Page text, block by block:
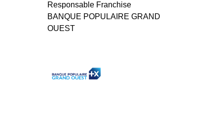
Responsable Franchise
BANQUE POPULAIRE GRAND
OUEST